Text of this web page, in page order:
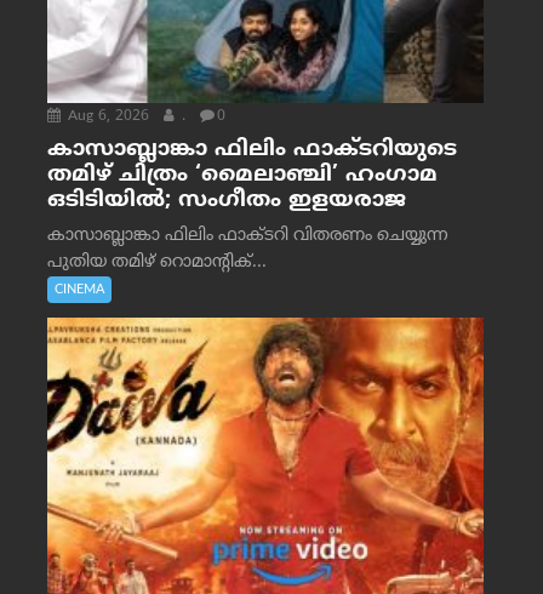
Aug 6, 2026 . 0
കാസാബ്ലാങ്കാ ഫിലിം ഫാക്ടറിയുടെ
തമിഴ് ചിത്രം ‘മൈലാഞ്ചി’ ഹംഗാമ
ഒടിടിയിൽ; സംഗീതം ഇളയരാജ
കാസാബ്ലാങ്കാ ഫിലിം ഫാക്ടറി വിതരണം ചെയ്യുന്ന
പുതിയ തമിഴ് റൊമാന്റിക്...
CINEMA